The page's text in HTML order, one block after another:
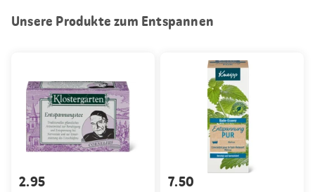
Unsere Produkte zum Entspannen
2.95 7.50